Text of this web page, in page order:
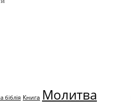
біблія Книга Молитва